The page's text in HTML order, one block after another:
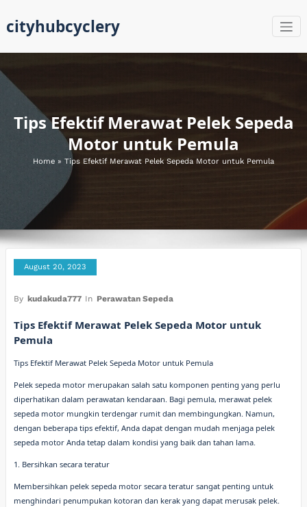
content
cityhubcyclery
Tips Efektif Merawat Pelek Sepeda
Motor untuk Pemula
Home » Tips Efektif Merawat Pelek Sepeda Motor untuk Pemula
August 20, 2023
By kudakuda777 In Perawatan Sepeda
Tips Efektif Merawat Pelek Sepeda Motor untuk
Pemula
Tips Efektif Merawat Pelek Sepeda Motor untuk Pemula
Pelek sepeda motor merupakan salah satu komponen penting yang perlu
diperhatikan dalam perawatan kendaraan. Bagi pemula, merawat pelek
sepeda motor mungkin terdengar rumit dan membingungkan. Namun,
dengan beberapa tips efektif, Anda dapat dengan mudah menjaga pelek
sepeda motor Anda tetap dalam kondisi yang baik dan tahan lama.
1. Bersihkan secara teratur
Membersihkan pelek sepeda motor secara teratur sangat penting untuk
menghindari penumpukan kotoran dan kerak yang dapat merusak pelek.